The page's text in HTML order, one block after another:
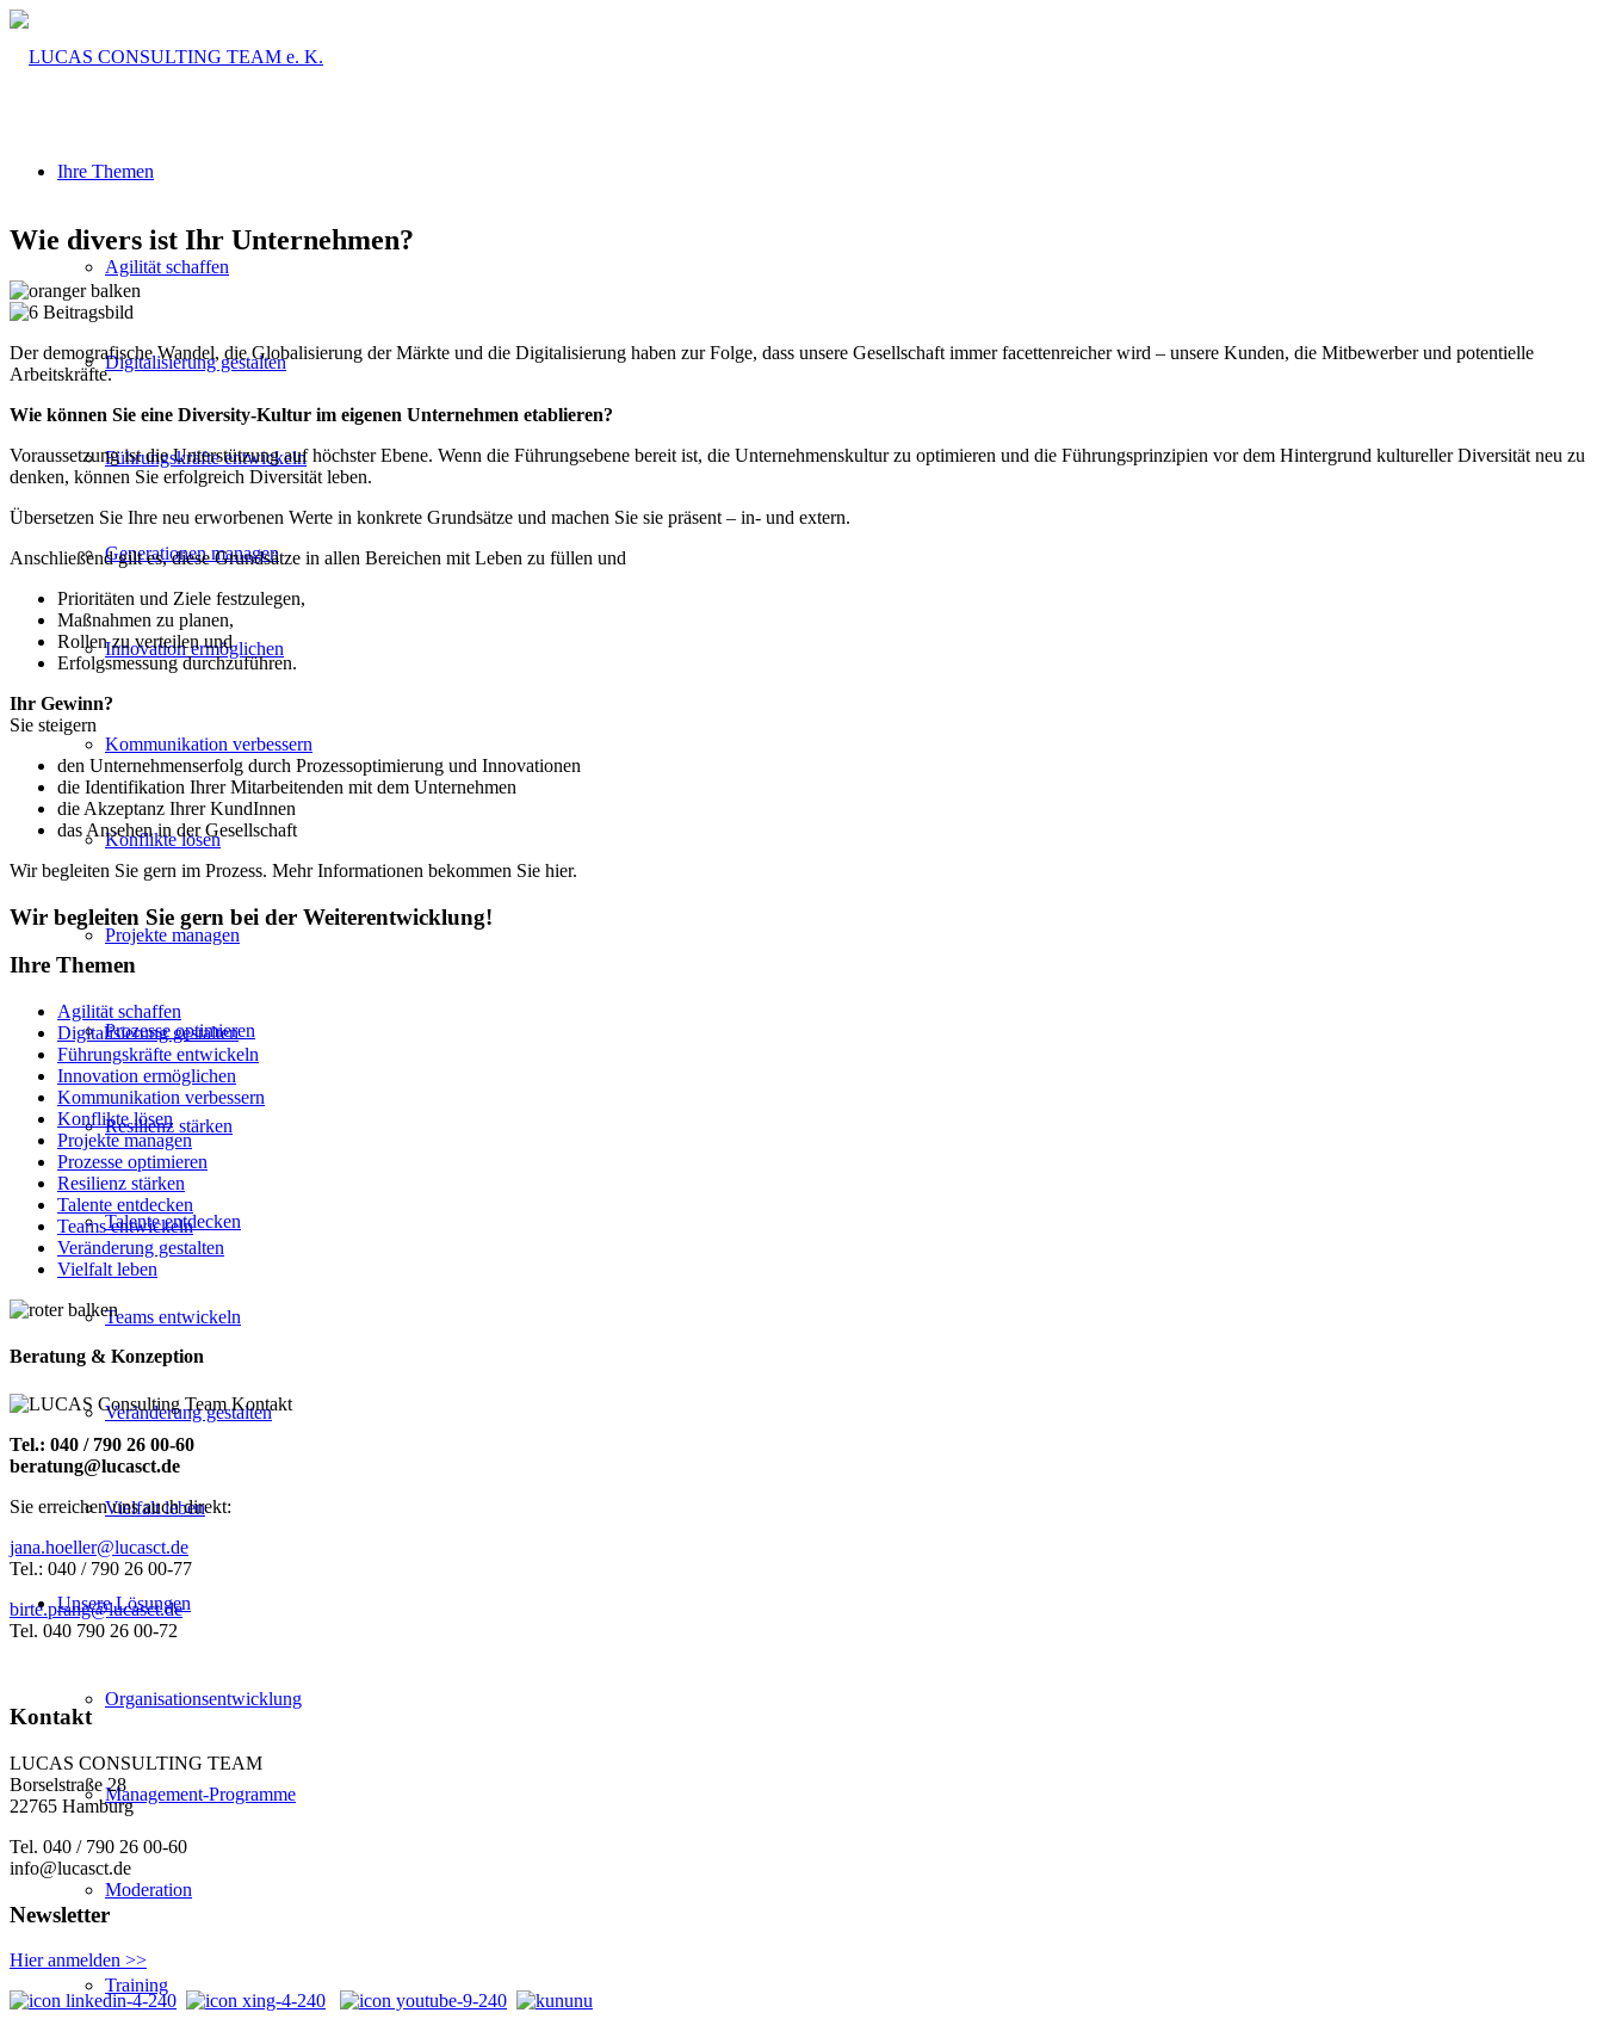
Ihre Themen
Agilität schaffen
Digitalisierung gestalten
Führungskräfte entwickeln
Generationen managen
Innovation ermöglichen
Kommunikation verbessern
Konflikte lösen
Projekte managen
Prozesse optimieren
Resilienz stärken
Talente entdecken
Teams entwickeln
Veränderung gestalten
Vielfalt leben
Unsere Lösungen
Organisationsentwicklung
Management-Programme
Moderation
Training
Wie divers ist Ihr Unternehmen?
Der demografische Wandel, die Globalisierung der Märkte und die Digitalisierung haben zur Folge, dass unsere Gesellschaft immer facettenreicher wird – unsere Kunden, die Mitbewerber und potentielle
Arbeitskräfte.
Wie können Sie eine Diversity-Kultur im eigenen Unternehmen etablieren?
Voraussetzung ist die Unterstützung auf höchster Ebene. Wenn die Führungsebene bereit ist, die Unternehmenskultur zu optimieren und die Führungsprinzipien vor dem Hintergrund kultureller Diversität neu zu
denken, können Sie erfolgreich Diversität leben.
Übersetzen Sie Ihre neu erworbenen Werte in konkrete Grundsätze und machen Sie sie präsent – in- und extern.
Anschließend gilt es, diese Grundsätze in allen Bereichen mit Leben zu füllen und
Prioritäten und Ziele festzulegen,
Maßnahmen zu planen,
Rollen zu verteilen und
Erfolgsmessung durchzuführen.
Ihr Gewinn?
Sie steigern
den Unternehmenserfolg durch Prozessoptimierung und Innovationen
die Identifikation Ihrer Mitarbeitenden mit dem Unternehmen
die Akzeptanz Ihrer KundInnen
das Ansehen in der Gesellschaft
Wir begleiten Sie gern im Prozess. Mehr Informationen bekommen Sie hier.
Wir begleiten Sie gern bei der Weiterentwicklung!
Ihre Themen
Agilität schaffen
Digitalisierung gestalten
Führungskräfte entwickeln
Innovation ermöglichen
Kommunikation verbessern
Konflikte lösen
Projekte managen
Prozesse optimieren
Resilienz stärken
Talente entdecken
Teams entwickeln
Veränderung gestalten
Vielfalt leben
Beratung & Konzeption
Tel.: 040 / 790 26 00-60
beratung@lucasct.de
Sie erreichen uns auch direkt:
jana.hoeller@lucasct.de
Tel.: 040 / 790 26 00-77
birte.prang@lucasct.de
Tel. 040 790 26 00-72
Kontakt
LUCAS CONSULTING TEAM
Borselstraße 28
22765 Hamburg
Tel. 040 / 790 26 00-60
info@lucasct.de
Newsletter
Hier anmelden >>